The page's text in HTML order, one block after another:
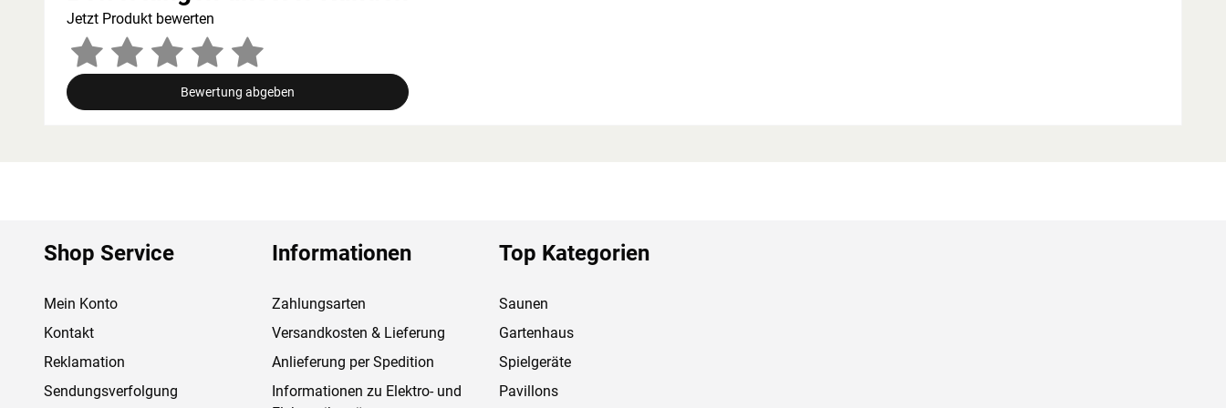
Jetzt Produkt bewerten
Bewertung abgeben
Shop Service
Mein Konto
Kontakt
Reklamation
Sendungsverfolgung
Informationen
Zahlungsarten
Versandkosten & Lieferung
Anlieferung per Spedition
Informationen zu Elektro- und
Top Kategorien
Saunen
Gartenhaus
Spielgeräte
Pavillons